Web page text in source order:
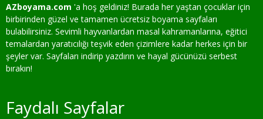
AZboyama.com 'a hoş geldiniz! Burada her yaştan çocuklar için
birbirinden güzel ve tamamen ücretsiz boyama sayfaları
bulabilirsiniz. Sevimli hayvanlardan masal kahramanlarına, eğitici
temalardan yaratıcılığı teşvik eden çizimlere kadar herkes için bir
şeyler var. Sayfaları indirip yazdırın ve hayal gücünüzü serbest
bırakın!
Faydalı Sayfalar